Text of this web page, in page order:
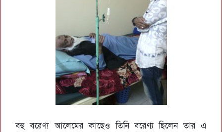
বহু বরেণ্য আলেমের কাছেও তিনি বরেণ্য ছিলেন তার এ